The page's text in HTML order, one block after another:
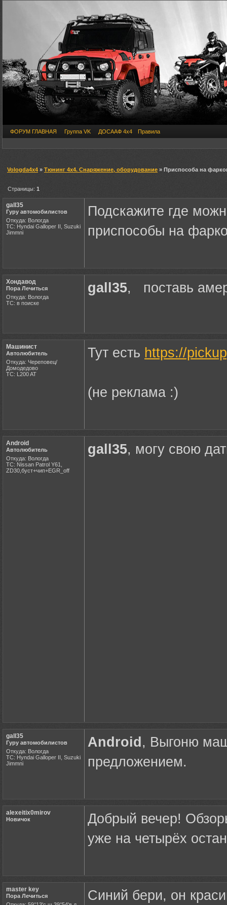
ФОРУМ ГЛАВНАЯ Группа VK ДОСААФ 4х4 Правила
Vologda4x4 » Тюнинг 4х4. Снаряжение, оборудование » Приспособа на
Страницы:1
gall35
Гуру автомобилистов
Откуда: Вологда
ТС: Hyndai Galloper II, Suzuki
Jimmni
Подскажите где
приспособы на
Хондавод
Пора Лечиться
Откуда: Вологда
ТС: в поиске
gall35, поставь
Машинист
Автолюбитель
Откуда: Череповец/
Домодедово
ТС: L200 AT
Тут есть https://
(не реклама :)
Android
Автолюбитель
Откуда: Вологда
ТС: Nissan Patrol Y61,
ZD30,буст+чип+EGR_off
gall35, могу свою
gall35
Гуру автомобилистов
Откуда: Вологда
ТС: Hyndai Galloper II, Suzuki
Jimmni
Android , Выгоню
предложением.
alexeitix0mirov
Новичок
Добрый вечер!
уже на четырёх
master key
Пора Лечиться
Синий бери, он